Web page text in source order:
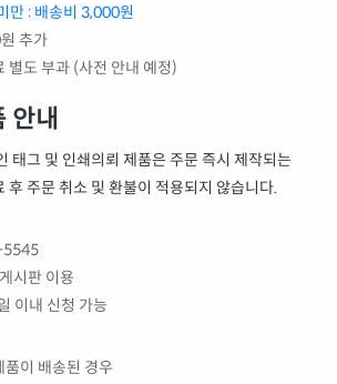
만 : 배송비 3,000원
추가
별도 부과 (사전 안내 예정)
안내
태그 및 인쇄의뢰 제품은 주문 즉시 제작되는
후 주문 취소 및 환불이 적용되지 않습니다.
시판 이용
이내 신청 가능
이 배송된 경우